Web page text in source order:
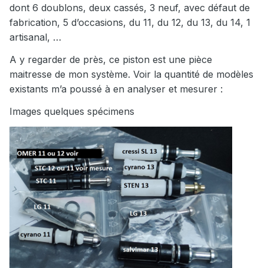
dont 6 doublons, deux cassés, 3 neuf, avec défaut de
fabrication, 5 d’occasions, du 11, du 12, du 13, du 14, 1
artisanal, …
A y regarder de près, ce piston est une pièce
maitresse de mon système. Voir la quantité de modèles
existants m’a poussé à en analyser et mesurer :
Images quelques spécimens